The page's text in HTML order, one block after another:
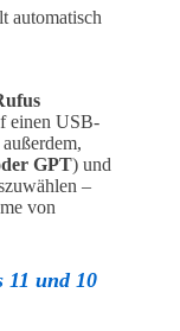
automatisch
einen USB-
GPT) und
–
von
11 und 10